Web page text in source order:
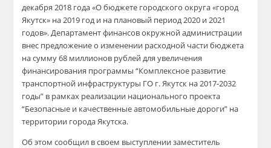
декабря 2018 года «О бюджете городского округа «город
Якутск» на 2019 год и на плановый период 2020 и 2021
годов». Департамент финансов окружной администрации
внес предложение о изменении расходной части бюджета
на сумму 68 миллионов рублей для увеличения
финансирования программы “Комплексное развитие
транспортной инфраструктуры ГО г. Якутск на 2017-2032
годы” в рамках реализации национального проекта
“Безопасные и качественные автомобильные дороги” на
территории города Якутска.
Об этом сообщил в своем выступлении заместитель